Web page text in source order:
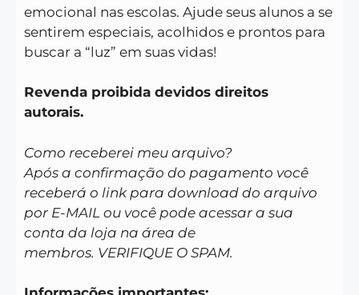
emocional nas escolas. Ajude seus alunos a se
sentirem especiais, acolhidos e prontos para
buscar a “luz” em suas vidas!
Revenda proibida devidos direitos
autorais.
Como receberei meu arquivo?
Após a confirmação do pagamento você
receberá o link para download do arquivo
por E-MAIL ou você pode acessar a sua
conta da loja na área de
membros. VERIFIQUE O SPAM.